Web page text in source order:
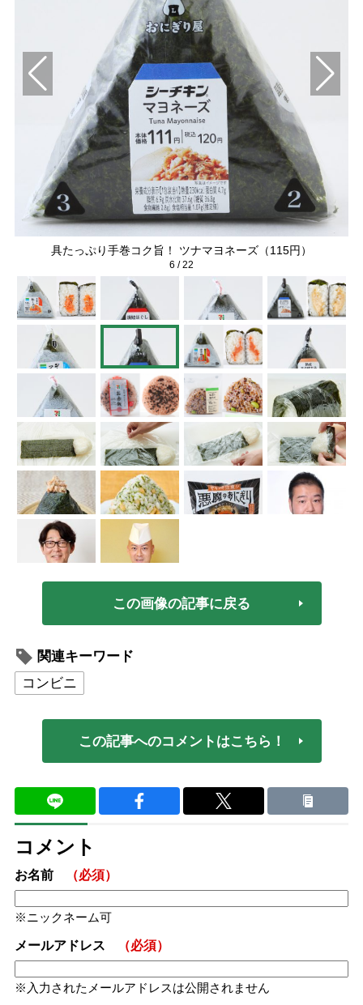
具たっぷり手巻コク旨！ ツナマヨネーズ（115円）
6 /22
この画像の記事に戻る
関連キーワード
コンビニ
この記事へのコメントはこちら！
コメント
お名前 （必須）
ニックネーム可
メールアドレス （必須）
入力されたメールアドレスは公開されません